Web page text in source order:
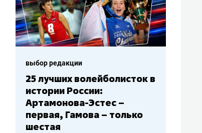
выбор редакции
Бюджеты клубов КХЛ: СКА
– главный мажор, «Ак
Барс» – второй, «Салават
Юлаев» – середняк